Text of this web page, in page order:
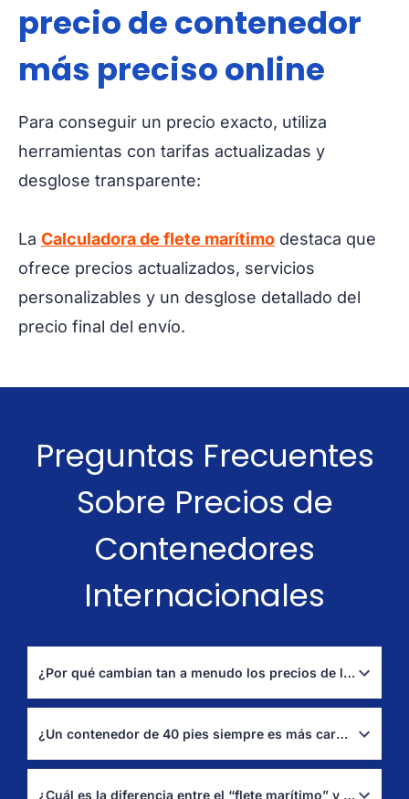
precio de contenedor
más preciso online
Para conseguir un precio exacto, utiliza
herramientas con tarifas actualizadas y
desglose transparente:
La Calculadora de flete marítimo destaca que
ofrece precios actualizados, servicios
personalizables y un desglose detallado del
precio final del envío.
Preguntas Frecuentes
Sobre Precios de
Contenedores
Internacionales
¿Por qué cambian tan a menudo los precios de los contenedores?
Las tarifas de envío en contenedor fluctúan según la capacidad
de los transportistas, la demanda y la estacionalidad, los costes
¿Un contenedor de 40 pies siempre es más caro que uno de 20 pies?
No siempre. Un contenedor de 40 pies puede costar más en
términos absolutos, pero puede ofrecer un coste por metro
¿Cuál es la diferencia entre el “flete marítimo” y el “precio total del contenedor”?